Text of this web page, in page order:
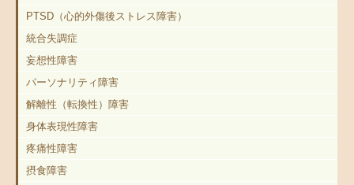
PTSD（心的外傷後ストレス障害）
統合失調症
妄想性障害
パーソナリティ障害
解離性（転換性）障害
身体表現性障害
疼痛性障害
摂食障害